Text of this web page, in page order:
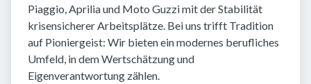
Piaggio, Aprilia und Moto Guzzi mit der Stabilität
krisensicherer Arbeitsplätze. Bei uns trifft Tradition
auf Pioniergeist: Wir bieten ein modernes berufliches
Umfeld, in dem Wertschätzung und
Eigenverantwortung zählen.